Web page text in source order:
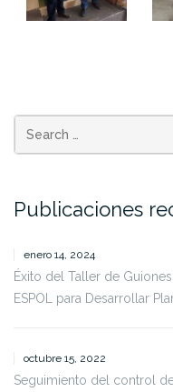
Publicaciones
enero 14, 2024
Éxito del Taller de
ESPOL para Desarrollar
octubre 15, 2022
Seguimiento del control